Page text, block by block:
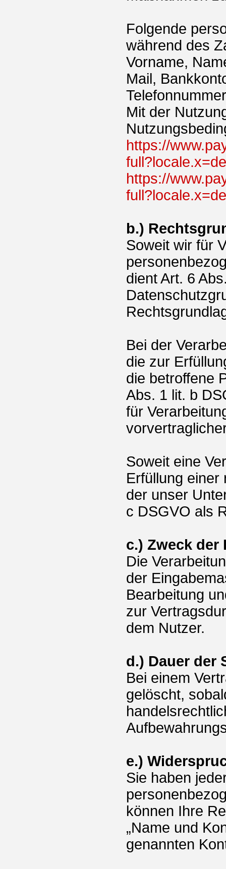
Folgende
während des
Vorname,
Mail,
Mit der
https://
https://
b.)
Soweit wir für
dient Art. 6
Bei der
die zur
die betroffene
Abs. 1 lit. b
für
Soweit eine
Erfüllung einer
der unser
c DSGVO als
c.) Zweck der
Die
der
Bearbeitung
zur
dem Nutzer.
d.) Dauer der
Bei einem
gelöscht,
e.)
Sie haben
können Ihre
„Name und
genannten